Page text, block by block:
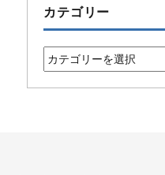
カテゴリー
カ
テ
ゴ